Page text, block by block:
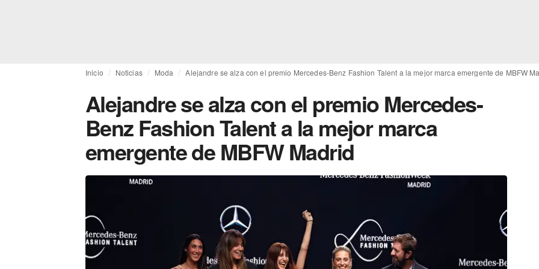
Inicio Noticias Moda Alejandre se alza con el premio Mercedes-Benz Fashion Talent a la mejor marca emergente de MBFW
Alejandre se alza con el premio Mercedes-
Benz Fashion Talent a la mejor marca
emergente de MBFW Madrid